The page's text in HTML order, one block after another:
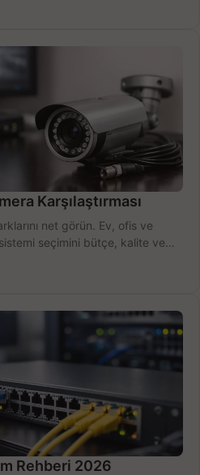
Karşılaştırması
net görün. Ev, ofis ve
seçimini bütçe, kalite ve
Rehberi 2026